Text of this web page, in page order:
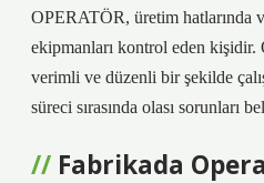
OPERATÖR, üretim hatlarında
ekipmanları kontrol eden kişidir.
verimli ve düzenli bir şekilde
süreci sırasında olası sorunları
Fabrikada